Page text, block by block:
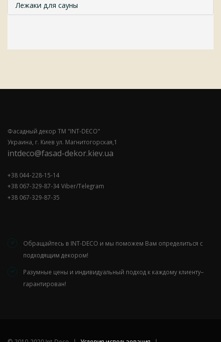
Лежаки для сауны
Фасадный декор ТМ "INT-DECO"
Украина, г. Киев ул. Магнитогорская,1
intdeco@fasad-dekor.kiev.ua
+38 044-228-15-14
+38 067-329-87-34 Viber/Telegram
+38 067-329-87-35
Обращайтесь в INT-DECO и мы поможем Вам определиться с
подходящим декором!
Разумные цены и индивидуальный подход к каждому клиенту–
гарантирован!